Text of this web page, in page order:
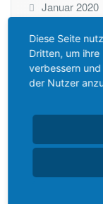
Januar 2020
Dezember
Oktober
Diese Seite
Dritten, um
verbessern
der Nutzer